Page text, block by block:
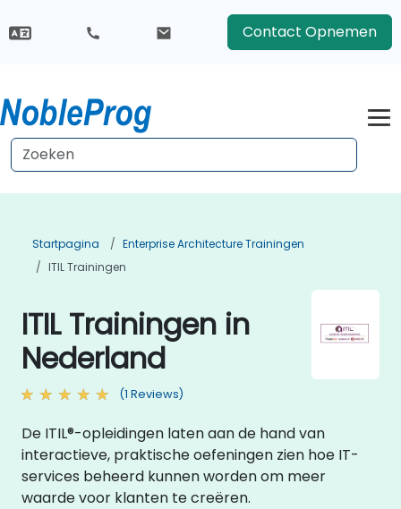
Contact Opnemen
Startpagina
Enterprise Architecture Trainingen
ITIL Trainingen
ITIL Trainingen in
Nederland
(1 Reviews)
De ITIL®-opleidingen laten aan de hand van
interactieve, praktische oefeningen zien hoe IT-
services beheerd kunnen worden om meer
waarde voor klanten te creëren.